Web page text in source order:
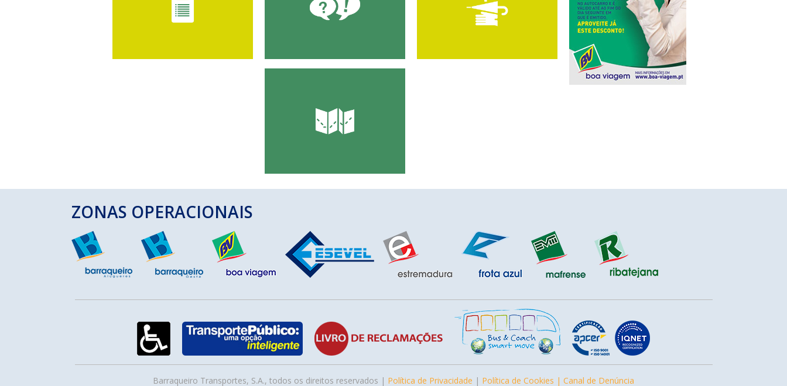
ZONAS OPERACIONAIS
Barraqueiro Transportes, S.A., todos os direitos reservados | Política de Privacidade | Política de Cookies | Canal de Denúncia